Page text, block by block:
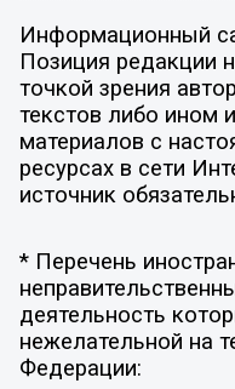
Информационный
Позиция редакции
точкой зрения
текстов либо ином
материалов с
ресурсах в сети
источник
* Перечень
деятельность
нежелательной на
Федерации: